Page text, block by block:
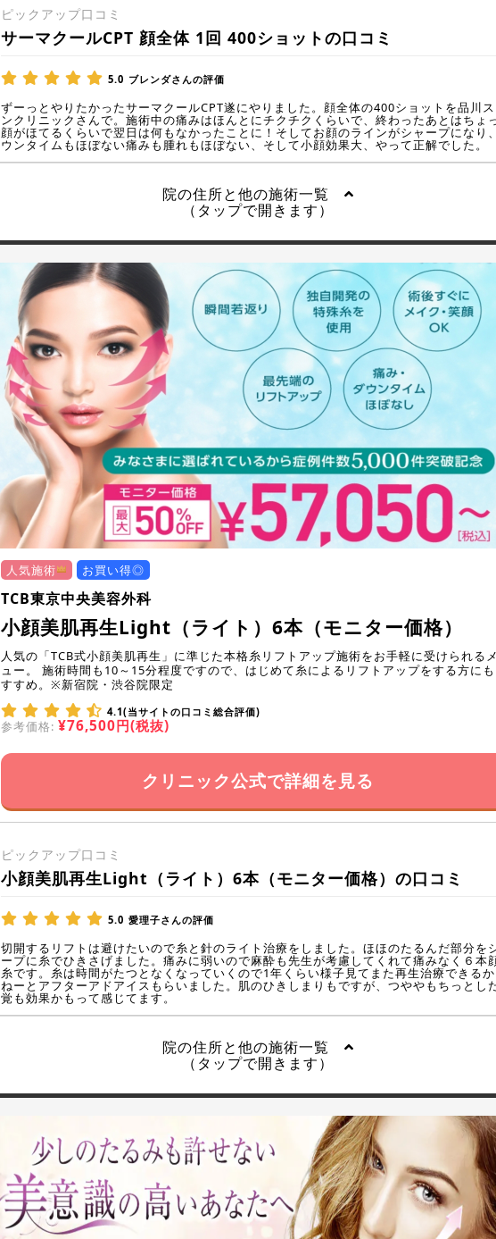
ピックアップ口コミ
サーマクールCPT 顔全体 1回 400ショットの口コミ
5.0 ブレンダさんの評価
ずーっとやりたかったサーマクールCPT遂にやりました。顔全体の400ショットを品川
ンクリニックさんで。施術中の痛みはほんとにチクチクくらいで、終わったあとはちょ
顔がほてるくらいで翌日は何もなかったことに！そしてお顔のラインがシャープになり
ウンタイムもほぼない痛みも腫れもほぼない、そして小顔効果大、やって正解でした。
院の住所と他の施術一覧
（タップで開きます）
人気施術 お買い得◎
TCB東京中央美容外科
小顔美肌再生Light（ライト）6本（モニター価格）
人気の「TCB式小顔美肌再生」に準じた本格糸リフトアップ施術をお手軽に受けられる
ュー。 施術時間も10～15分程度ですので、はじめて糸によるリフトアップをする方にも
すすめ。※新宿院・渋谷院限定
4.1(当サイトの口コミ総合評価)
参考価格: ¥76,500円(税抜)
クリニック公式で詳細を見る
ピックアップ口コミ
小顔美肌再生Light（ライト）6本（モニター価格）の口コミ
5.0 愛理子さんの評価
切開するリフトは避けたいので糸と針のライト治療をしました。ほほのたるんだ部分を
ープに糸でひきさげました。痛みに弱いので麻酔も先生が考慮してくれて痛みなく６本
糸です。糸は時間がたつとなくなっていくので1年くらい様子見てまた再生治療できるか
ねーとアフターアドアイスもらいました。肌のひきしまりもですが、つややもちっとし
覚も効果かもって感じてます。
院の住所と他の施術一覧
（タップで開きます）